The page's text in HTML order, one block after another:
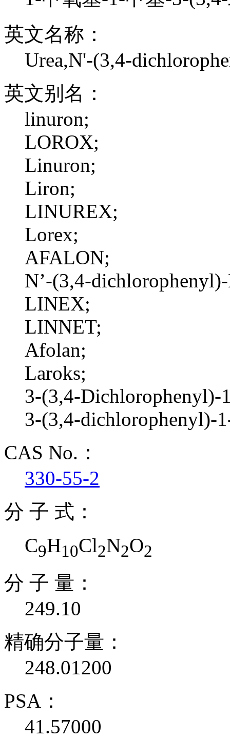
英文名称：
Urea,N'-(3,4-
英文别名：
linuron;
LOROX;
Linuron;
Liron;
LINUREX;
Lorex;
AFALON;
N’-(3,4-
LINEX;
LINNET;
Afolan;
Laroks;
3-(3,4-Dichlorophenyl)-
3-(3,4-dichlorophenyl)-
CAS No.：
330-55-2
分 子 式：
C9H10Cl2N2O2
分 子 量：
249.10
精确分子量：
248.01200
PSA：
41.57000